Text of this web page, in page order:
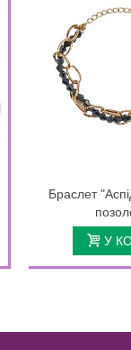
Браслет
У